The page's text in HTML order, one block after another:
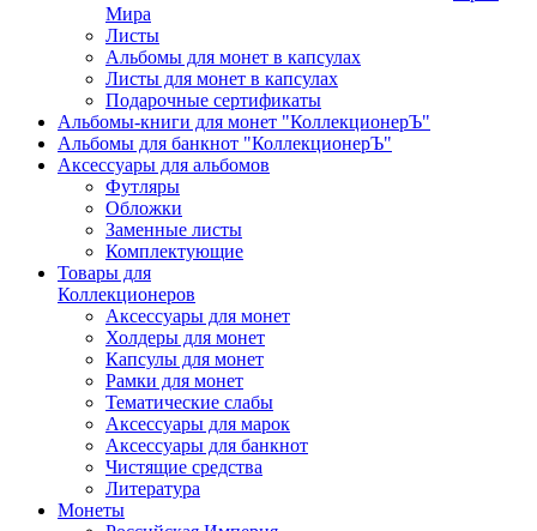
Мира
Листы
Альбомы для монет в капсулах
Листы для монет в капсулах
Подарочные сертификаты
Альбомы-книги для монет "КоллекционерЪ"
Альбомы для банкнот "КоллекционерЪ"
Аксессуары для альбомов
Футляры
Обложки
Заменные листы
Комплектующие
Товары для
Коллекционеров
Аксессуары для монет
Холдеры для монет
Капсулы для монет
Рамки для монет
Тематические слабы
Аксессуары для марок
Аксессуары для банкнот
Чистящие средства
Литература
Монеты